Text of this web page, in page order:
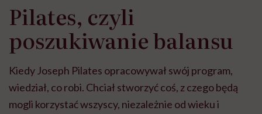
Pilates, czyli
poszukiwanie balansu
Kiedy Joseph Pilates opracowywał swój program,
wiedział, co robi. Chciał stworzyć coś, z czego będą
mogli korzystać wszyscy, niezależnie od wieku i